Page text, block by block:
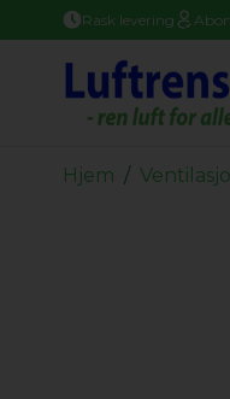
Rask levering
Hjem